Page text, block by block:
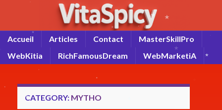
Accueil Articles Contact
MasterSkillPro
WebKitia
RichFamousDream WebMarketiA
CATEGORY: MYTHO